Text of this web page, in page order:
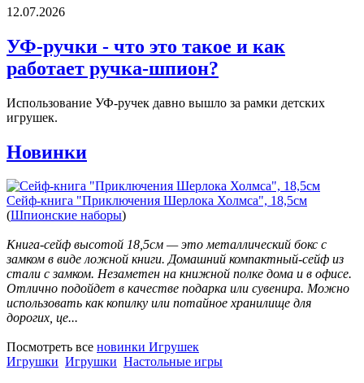
12.07.2026
УФ-ручки - что это такое и как
работает ручка-шпион?
Использование УФ-ручек давно вышло за рамки детских
игрушек.
Новинки
Сейф-книга "Приключения Шерлока Холмса", 18,5см
(Шпионские наборы)
Книга-сейф высотой 18,5см — это металлический бокс с
замком в виде ложной книги. Домашний компактный-сейф из
стали с замком. Незаметен на книжной полке дома и в офисе.
Отлично подойдет в качестве подарка или сувенира. Можно
использовать как копилку или потайное хранилище для
дорогих, це...
Посмотреть все новинки Игрушек
Игрушки Игрушки Настольные игры